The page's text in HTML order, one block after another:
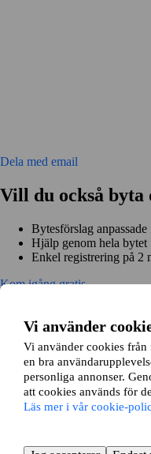
Vi använder
Vi använder cookies
en bra
personliga annonser.
att cookies används för
Läs mer i vår cookie-
Dela med email
Vill du också
Bytesförslag
Hjälp genom hela bytet
Enkel registrering på 2
Kom igång gratis
Läs mer
Nyheter och tips
Om lägenhetsbyte.se
Om ossAllmänna villkor
Sitemap
Kundtjänst
Hjälp